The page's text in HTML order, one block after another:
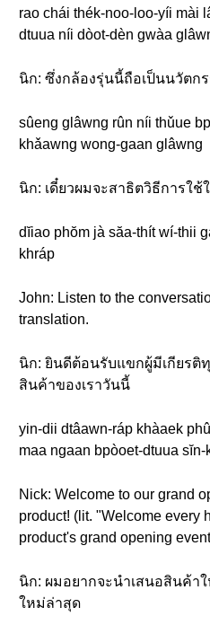
rao chái thék-noo-loo-yíi mài
dtuua níi dòot-dèn gwàa
นิก: ซึ่งกล้องรุ่นนี้ถือเป็นนวัตก
sûeng glâwng rûn níi thǔue
khǎawng wong-gaan glâwng
นิก: เดี๋ยวผมจะสาธิตวิธีการใ
dĭiao phŏm jà săa-thít wí-thii
khráp
John: Listen to the
translation.
นิก: ยินดีต้อนรับแขกผู้มีเกียรติ
สินค้าของเราวันนี้
yin-dii dtâawn-ráp khàaek
maa ngaan bpòoet-dtuua
Nick: Welcome to our grand
product! (lit. "Welcome every
product's grand opening
นิก: ผมอยากจะนำเสนอสินค้า
ใหม่ล่าสุด